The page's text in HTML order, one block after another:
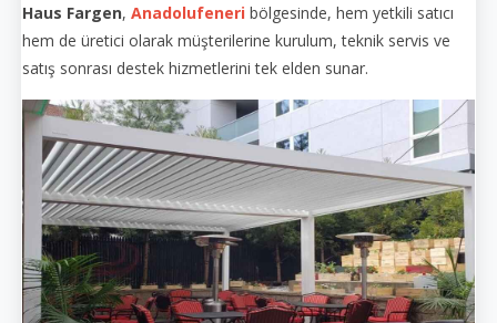
Haus Fargen, Anadolufeneri bölgesinde, hem yetkili satıcı
hem de üretici olarak müşterilerine kurulum, teknik servis ve
satış sonrası destek hizmetlerini tek elden sunar.